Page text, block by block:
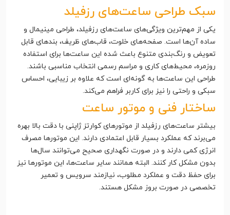
سبک طراحی ساعت‌های رزفیلد
یکی از مهم‌ترین ویژگی‌های ساعت‌های رزفیلد، طراحی مینیمال و
ساده آن‌ها است. صفحه‌های خلوت، قاب‌های ظریف، بندهای قابل
تعویض و رنگ‌بندی متنوع باعث شده این ساعت‌ها برای استفاده
روزمره، محیط‌های کاری و مراسم رسمی انتخاب مناسبی باشند.
طراحی این ساعت‌ها به گونه‌ای است که علاوه بر زیبایی، احساس
سبکی و راحتی را نیز برای کاربر فراهم می‌کند.
ساختار فنی و موتور ساعت
بیشتر ساعت‌های رزفیلد از موتورهای کوارتز ژاپنی با دقت بالا بهره
می‌برند که عملکرد بسیار قابل اعتمادی دارند. این موتورها مصرف
انرژی کمی دارند و در صورت نگهداری صحیح می‌توانند سال‌ها
بدون مشکل کار کنند. البته همانند سایر ساعت‌ها، این موتورها نیز
برای حفظ دقت و عملکرد مطلوب، نیازمند سرویس و تعمیر
تخصصی در صورت بروز مشکل هستند.